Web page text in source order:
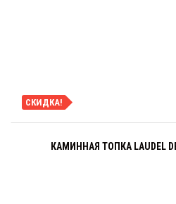
СКИДКА!
КАМИННАЯ ТОПКА LAUDEL